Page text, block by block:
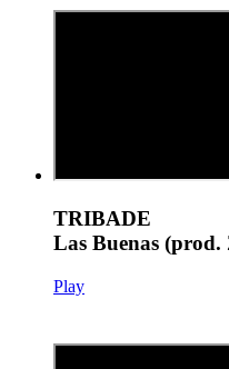
TRIBADE
Las Buenas (prod.
Play